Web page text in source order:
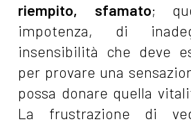
riempito, sfamato;
impotenza, di
insensibilità che deve
per provare una
possa donare quella
La frustrazione di